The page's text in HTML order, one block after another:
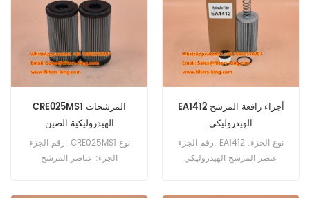
CRE025MS1 المرشحات
الهيدروليكية الصين
رقم الجزء: CRE025MS1 نوع
الجزء: عناصر المرشح
EA1412 أجزاء رافعة المرشح
الهيدروليكي
رقم الجزء: EA1412 نوع الجزء:
عنصر المرشح الهيدروليكي